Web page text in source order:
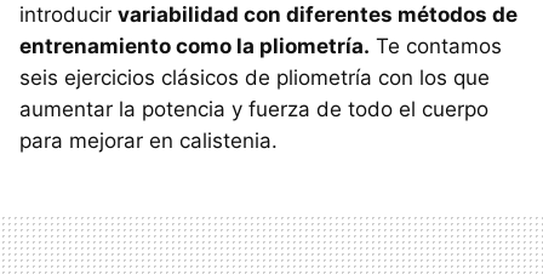
introducir variabilidad con diferentes métodos de
entrenamiento como la pliometría. Te contamos
seis ejercicios clásicos de pliometría con los que
aumentar la potencia y fuerza de todo el cuerpo
para mejorar en calistenia.